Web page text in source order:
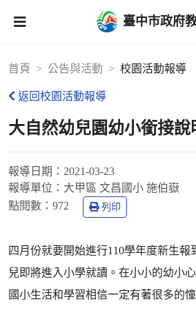
臺中市政府
首頁 公告與活動 校園活動報導
返回校園活動報導
大自然幼兒園幼小銜接說
報導日期： 2021-03-23
報導單位： 大甲區 文昌國小 施伯嶽
點閱數： 972 列印
四月份就要開始進行110學年度新生報
兒即將進入小學就讀。在小小的幼小
國小生活和學習相信一定有著很多的